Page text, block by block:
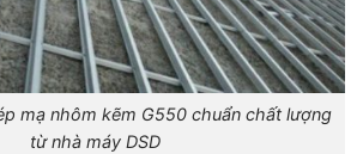
mạ nhôm kẽm G550 chuẩn chất lượng
từ nhà máy DSD